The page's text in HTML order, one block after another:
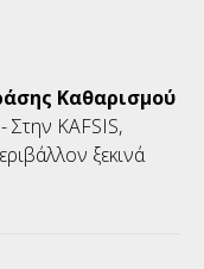
Καθαρισμού
- Στην KAFSIS,
ξεκινά